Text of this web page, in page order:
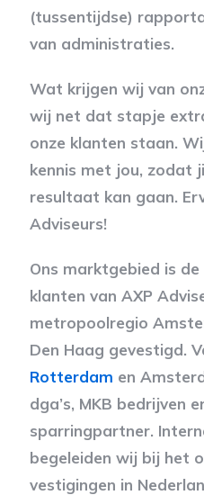
(tussentijdse)
van administraties.
Wat krijgen wij van
wij net dat stapje
onze klanten staan.
kennis met jou, zodat
resultaat kan gaan.
Adviseurs!
Ons marktgebied is de
klanten van AXP
metropoolregio
Den Haag gevestigd.
Rotterdam en
dga’s, MKB bedrijven
sparringpartner.
begeleiden wij bij het
vestigingen in